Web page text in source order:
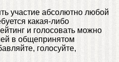
участие абсолютно любой
какая-либо
и голосовать можно
в общепринятом
голосуйте,